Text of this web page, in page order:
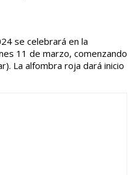
se celebrará en la
11 de marzo, comenzando
La alfombra roja dará inicio